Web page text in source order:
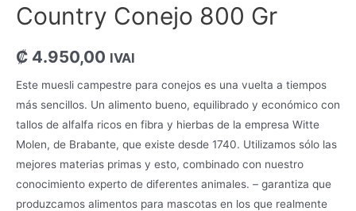
Country Conejo 800 Gr
₡ 4.950,00 IVAI
Este muesli campestre para conejos es una vuelta a tiempos
más sencillos. Un alimento bueno, equilibrado y económico con
tallos de alfalfa ricos en fibra y hierbas de la empresa Witte
Molen, de Brabante, que existe desde 1740. Utilizamos sólo las
mejores materias primas y esto, combinado con nuestro
conocimiento experto de diferentes animales. – garantiza que
produzcamos alimentos para mascotas en los que realmente